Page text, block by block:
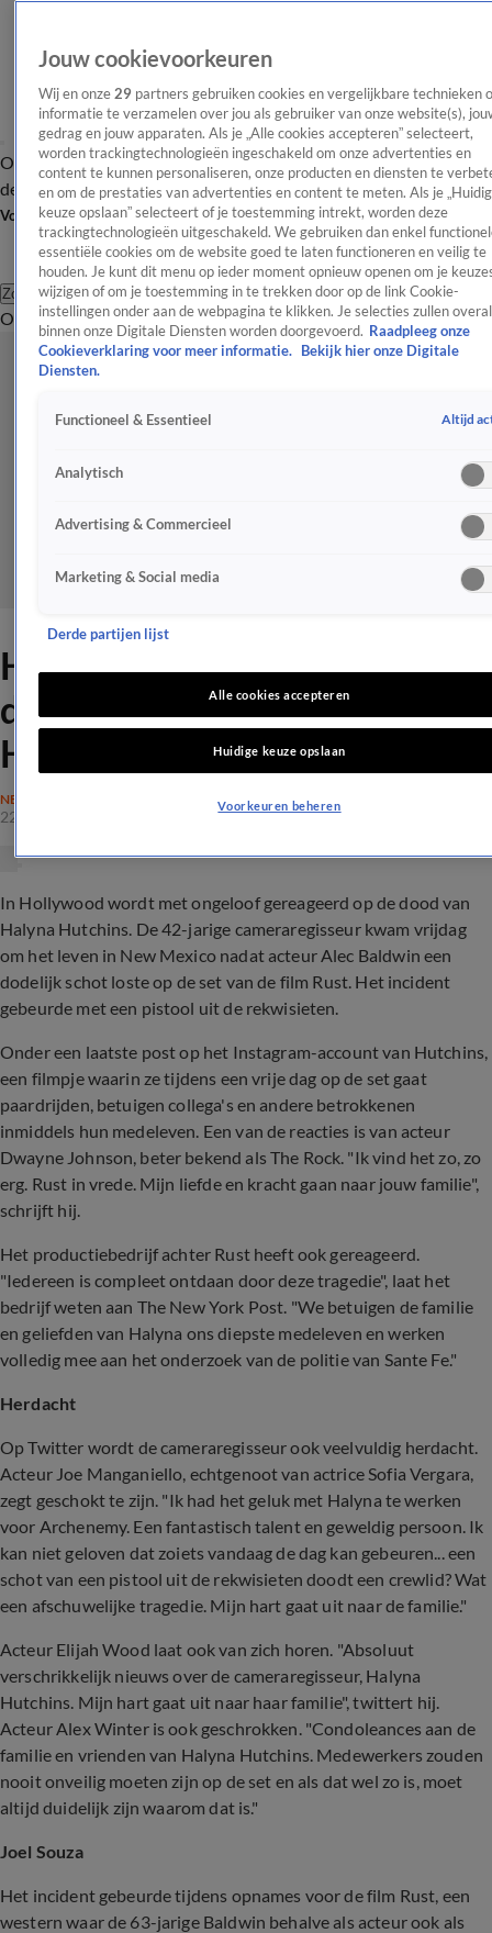
OverzichtAfleveringen Entertainment TV Algemeen
Tip
de redactieNieuwsbrief
Volg Shownieuws
Zoeken
OverzichtEntertainmentSpraakmakendRealityCrimeVideo's
Hollywood geschrokken van
doodgeschoten Halyna
Hutchins
NEDERLAND
22 okt 2021, 10:12
In Hollywood wordt met ongeloof gereageerd op de dood van
Halyna Hutchins. De 42-jarige cameraregisseur kwam vrijdag
om het leven in New Mexico nadat acteur Alec Baldwin een
dodelijk schot loste op de set van de film Rust. Het incident
gebeurde met een pistool uit de rekwisieten.
Onder een laatste post op het Instagram-account van Hutchins,
een filmpje waarin ze tijdens een vrije dag op de set gaat
paardrijden, betuigen collega's en andere betrokkenen
inmiddels hun medeleven. Een van de reacties is van acteur
Dwayne Johnson, beter bekend als The Rock. "Ik vind het zo, zo
erg. Rust in vrede. Mijn liefde en kracht gaan naar jouw familie",
schrijft hij.
Het productiebedrijf achter Rust heeft ook gereageerd.
"Iedereen is compleet ontdaan door deze tragedie", laat het
bedrijf weten aan The New York Post. "We betuigen de familie
en geliefden van Halyna ons diepste medeleven en werken
volledig mee aan het onderzoek van de politie van Sante Fe."
Herdacht
Op Twitter wordt de cameraregisseur ook veelvuldig herdacht.
Acteur Joe Manganiello, echtgenoot van actrice Sofia Vergara,
zegt geschokt te zijn. "Ik had het geluk met Halyna te werken
voor Archenemy. Een fantastisch talent en geweldig persoon. Ik
kan niet geloven dat zoiets vandaag de dag kan gebeuren... een
schot van een pistool uit de rekwisieten doodt een crewlid? Wat
een afschuwelijke tragedie. Mijn hart gaat uit naar de familie."
Acteur Elijah Wood laat ook van zich horen. "Absoluut
verschrikkelijk nieuws over de cameraregisseur, Halyna
Hutchins. Mijn hart gaat uit naar haar familie", twittert hij.
Acteur Alex Winter is ook geschrokken. "Condoleances aan de
familie en vrienden van Halyna Hutchins. Medewerkers zouden
nooit onveilig moeten zijn op de set en als dat wel zo is, moet
altijd duidelijk zijn waarom dat is."
Joel Souza
Het incident gebeurde tijdens opnames voor de film Rust, een
western waar de 63-jarige Baldwin behalve als acteur ook als
Jouw cookievoorkeuren
Wij en onze 29 partners gebruiken cookies en vergelijkbare technieken
informatie te verzamelen over jou als gebruiker van onze website(s),
gedrag en jouw apparaten. Als je „Alle cookies accepteren” selecteert,
worden trackingtechnologieën ingeschakeld om onze advertenties en
content te kunnen personaliseren, onze producten en diensten te
en om de prestaties van advertenties en content te meten. Als je
keuze opslaan” selecteert of je toestemming intrekt, worden deze
trackingtechnologieën uitgeschakeld. We gebruiken dan enkel
essentiële cookies om de website goed te laten functioneren en veilig te
houden. Je kunt dit menu op ieder moment opnieuw openen om je
wijzigen of om je toestemming in te trekken door op de link Cookie-
instellingen onder aan de webpagina te klikken. Je selecties zullen overal
binnen onze Digitale Diensten worden doorgevoerd. Raadpleeg onze
Cookieverklaring voor meer informatie.
Bekijk hier onze Digitale
Diensten.
Functioneel & Essentieel Altijd
Analytisch
Advertising & Commercieel
Marketing & Social media
Derde partijen lijst
Alle cookies accepteren
Huidige keuze opslaan
Voorkeuren beheren